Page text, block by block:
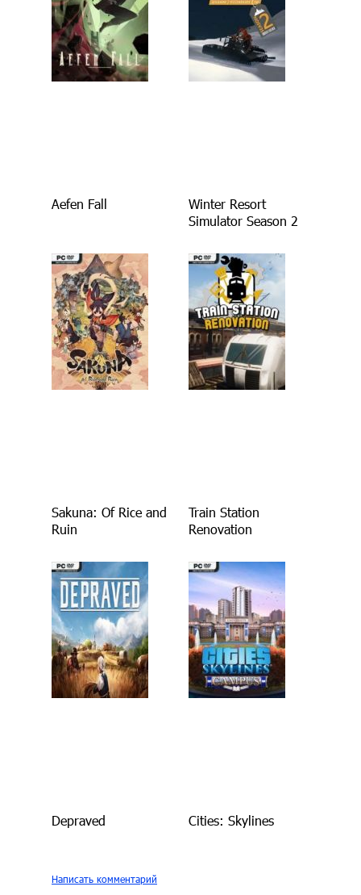
Aefen Fall
Winter Resort
Simulator Season 2
Sakuna: Of Rice and
Ruin
Train Station
Renovation
Depraved Cities: Skylines
Написать комментарий